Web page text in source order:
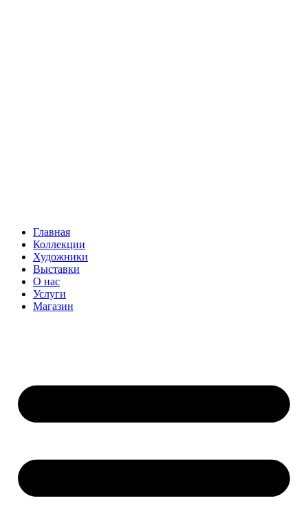
Главная
Коллекции
Художники
Выставки
О нас
Услуги
Магазин